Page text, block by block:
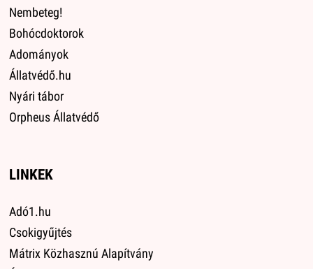
Nembeteg!
Bohócdoktorok
Adományok
Állatvédő.hu
Nyári tábor
Orpheus Állatvédő
LINKEK
Adó1.hu
Csokigyűjtés
Mátrix Közhasznú Alapítvány